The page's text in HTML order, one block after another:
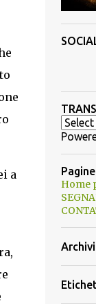
a
Pagine
Home